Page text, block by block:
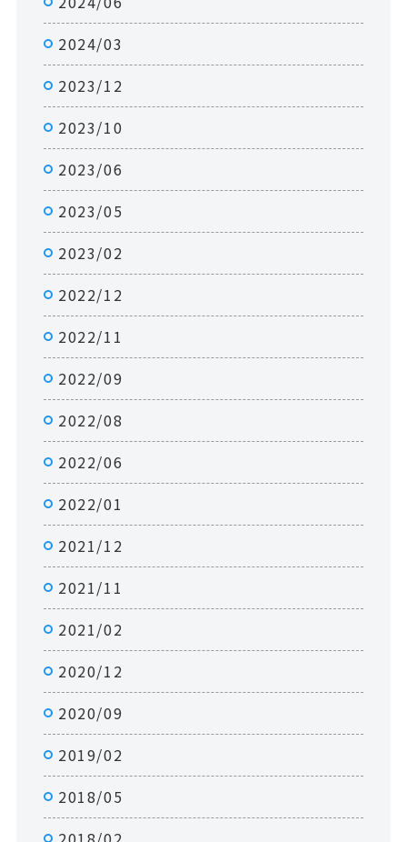
2024/03
2023/12
2023/10
2023/06
2023/05
2023/02
2022/12
2022/11
2022/09
2022/08
2022/06
2022/01
2021/12
2021/11
2021/02
2020/12
2020/09
2019/02
2018/05